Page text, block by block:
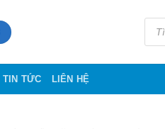
Tìm
kiếm
TIN TỨC LIÊN HỆ